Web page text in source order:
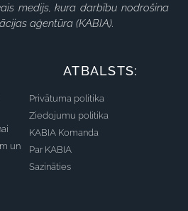
medijs, kura darbību nodrošina
aģentūra (KABIA).
un
ATBALSTS:
Privātuma politika
Ziedojumu politika
KABIA Komanda
Par KABIA
Sazināties